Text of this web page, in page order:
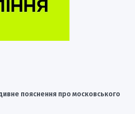
пояснення про московського